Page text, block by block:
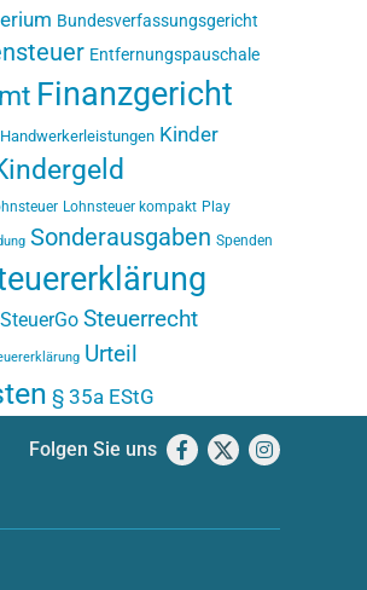
Bundesverfassungsgericht
Entfernungspauschale
Finanzgericht
Handwerkerleistungen Kinder
Lohnsteuer kompakt Play
Sonderausgaben Spenden
SteuerGo Steuerrecht
Urteil
§ 35a EStG
Folgen Sie uns Facebook
X Instagram